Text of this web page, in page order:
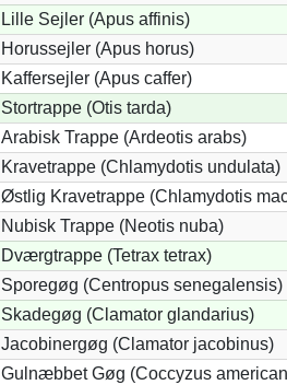
Lille Sejler (Apus affinis)
Horussejler (Apus horus)
Kaffersejler (Apus caffer)
Stortrappe (Otis tarda)
Arabisk Trappe (Ardeotis arabs)
Kravetrappe (Chlamydotis undulata)
Østlig Kravetrappe (Chlamydotis
Nubisk Trappe (Neotis nuba)
Dværgtrappe (Tetrax tetrax)
Sporegøg (Centropus senegalensis)
Skadegøg (Clamator glandarius)
Jacobinergøg (Clamator jacobinus)
Gulnæbbet Gøg (Coccyzus